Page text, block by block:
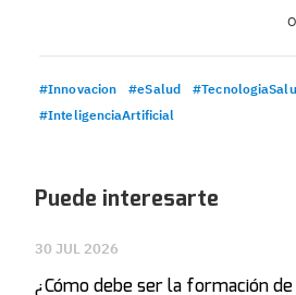
#Innovacion #eSalud
#InteligenciaArtificial
Puede interesarte
30 JUL 2026
¿Cómo debe ser la formación